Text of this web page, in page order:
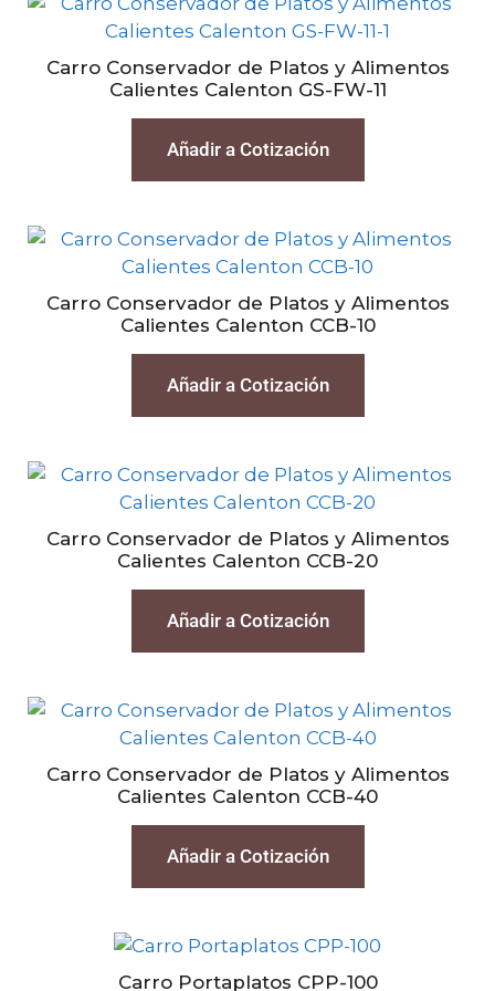
Carro Conservador de Platos y Alimentos
Calientes Calenton GS-FW-11
Añadir a Cotización
Carro Conservador de Platos y Alimentos
Calientes Calenton CCB-10
Añadir a Cotización
Carro Conservador de Platos y Alimentos
Calientes Calenton CCB-20
Añadir a Cotización
Carro Conservador de Platos y Alimentos
Calientes Calenton CCB-40
Añadir a Cotización
Carro Portaplatos CPP-100